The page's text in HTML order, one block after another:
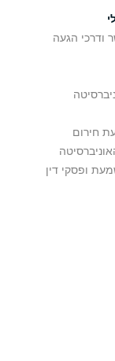
ודרכי הגעה
חירום
ופסקי דין